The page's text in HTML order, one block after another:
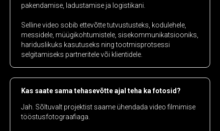
pakendamise, ladustamise ja logistikani.
Selline video sobib ettevõtte tutvustusteks, kodulehele,
messidele, müügikohtumistele, sisekommunikatsiooniks,
hariduslikuks kasutuseks ning tootmisprotsessi
selgitamiseks partneritele või klientidele.
Kas saate sama tehasevõtte ajal teha ka fotosid?
Jah. Sõltuvalt projektist saame ühendada video filmimise
tööstusfotograafiaga.